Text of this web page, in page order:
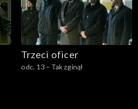
Trzeci oficer
odc. 13 – Tak zginął